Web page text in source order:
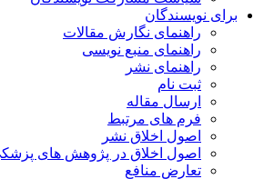
برای نویسندگان
راهنمای نگارش مقالات
راهنمای منبع نویسی
راهنمای نشر
ثبت نام
ارسال مقاله
فرم های مرتبط
اصول اخلاق نشر
اصول اخلاق در پژوهش های پزشکی
تعارض منافع